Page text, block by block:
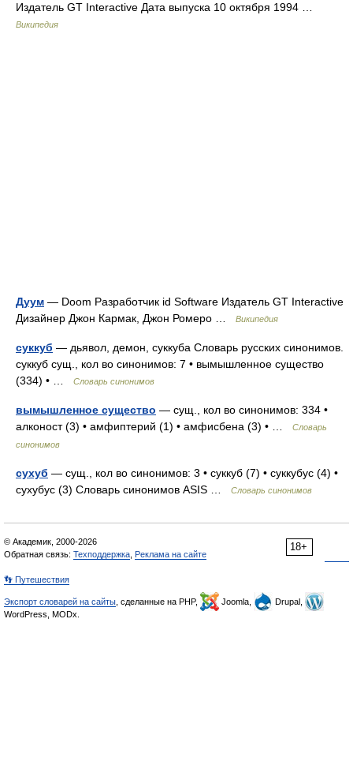
Издатель GT Interactive Дата выпуска 10 октября 1994 …
Википедия
Дуум — Doom Разработчик id Software Издатель GT Interactive
Дизайнер Джон Кармак, Джон Ромеро …
Википедия
суккуб — дьявол, демон, суккуба Словарь русских синонимов.
суккуб сущ., кол во синонимов: 7 • вымышленное существо
(334) • …
Словарь синонимов
вымышленное существо — сущ., кол во синонимов: 334 •
алконост (3) • амфиптерий (1) • амфисбена (3) • …
Словарь
синонимов
сухуб — сущ., кол во синонимов: 3 • суккуб (7) • суккубус (4) •
сухубус (3) Словарь синонимов ASIS …
Словарь синонимов
18+
© Академик, 2000-2026
Обратная связь: Техподдержка Реклама на сайте
👣 Путешествия
Экспорт словарей на сайты , сделанные на PHP, Joomla,
Drupal,
WordPress, MODx.